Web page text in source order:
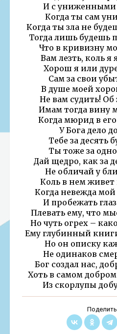
И с униженными
Когда ты сам
Когда ты зла не
Тогда лишь будешь
Что в кривизну
Вам лезть, коль я
Хорош я или
Сам за свои
В душе моей
Не вам судить! Об
Имам тогда вину
Когда мюрид в
У Бога дело
Тебе за десять
Ты тоже за
Дай щедро, как за
Не обличай у
Коль в нем живет
Когда невежда
И пробежать
Плевать ему, что
Но чуть огрех –
Ему глубинный
Но он описку
Не одинаков
Бог создал нас,
Хоть в самом добром
Из скорлупы